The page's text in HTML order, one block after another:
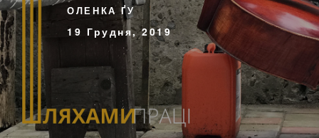
ОЛЕНКА ҐУ
19 Грудня, 2019